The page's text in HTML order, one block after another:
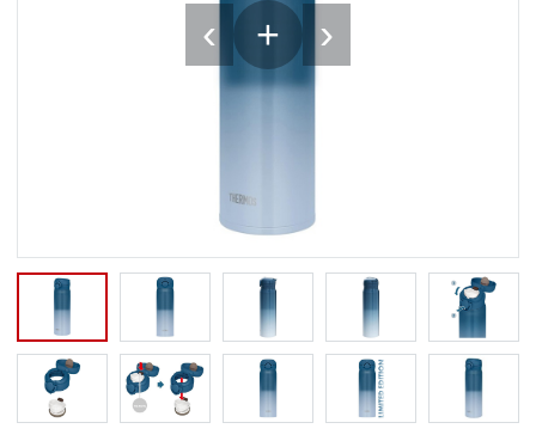
‹ + ›